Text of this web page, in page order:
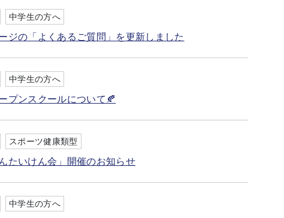
中学生の方へ
ジの「よくあるご質問」を更新しました
中学生の方へ
プンスクールについて🍂
スポーツ健康類型
たいけん会」開催のお知らせ
中学生の方へ